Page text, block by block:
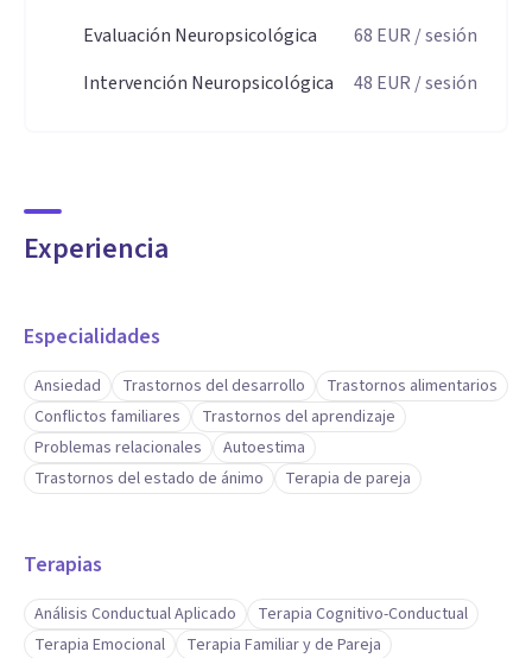
Evaluación Neuropsicológica
68 EUR / sesión
Intervención Neuropsicológica
48 EUR / sesión
Experiencia
Especialidades
Ansiedad Trastornos del desarrollo
Trastornos alimentarios
Conflictos familiares
Trastornos del aprendizaje
Problemas relacionales
Autoestima
Trastornos del estado de ánimo
Terapia de pareja
Terapias
Análisis Conductual Aplicado
Terapia Cognitivo-Conductual
Terapia Emocional
Terapia Familiar y de Pareja